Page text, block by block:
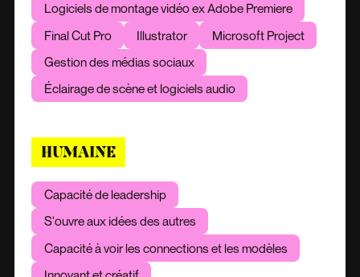
Logiciels de montage vidéo ex Adobe Premiere
Final Cut Pro
Illustrator
Microsoft Project
Gestion des médias sociaux
Éclairage de scène et logiciels audio
HUMAINE
Capacité de leadership
S'ouvre aux idées des autres
Capacité à voir les connections et les modèles